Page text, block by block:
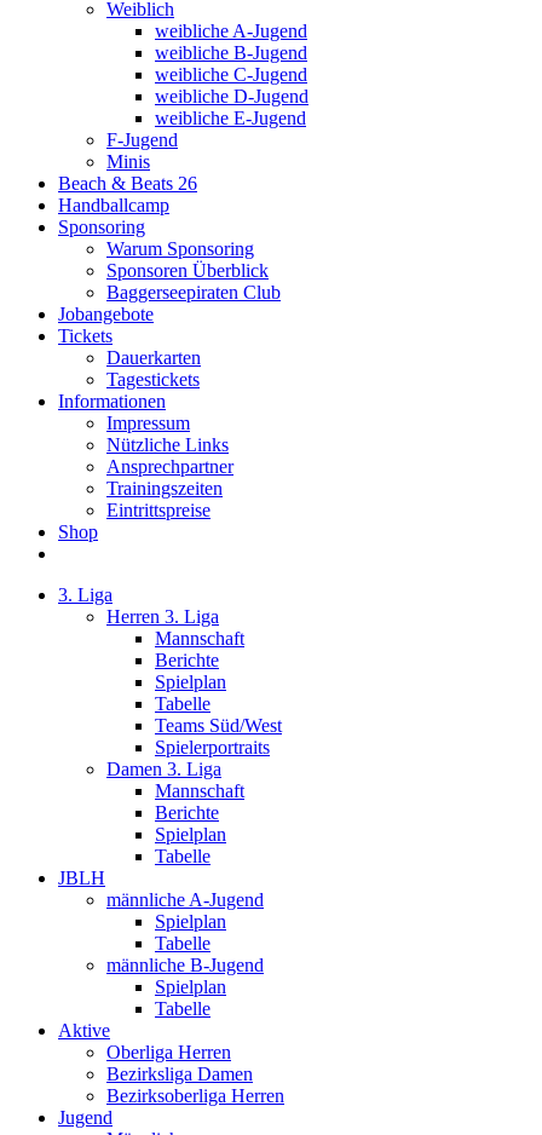
Weiblich
weibliche A-Jugend
weibliche B-Jugend
weibliche C-Jugend
weibliche D-Jugend
weibliche E-Jugend
F-Jugend
Minis
Beach & Beats 26
Handballcamp
Sponsoring
Warum Sponsoring
Sponsoren Überblick
Baggerseepiraten Club
Jobangebote
Tickets
Dauerkarten
Tagestickets
Informationen
Impressum
Nützliche Links
Ansprechpartner
Trainingszeiten
Eintrittspreise
Shop
3. Liga
Herren 3. Liga
Mannschaft
Berichte
Spielplan
Tabelle
Teams Süd/West
Spielerportraits
Damen 3. Liga
Mannschaft
Berichte
Spielplan
Tabelle
JBLH
männliche A-Jugend
Spielplan
Tabelle
männliche B-Jugend
Spielplan
Tabelle
Aktive
Oberliga Herren
Bezirksliga Damen
Bezirksoberliga Herren
Jugend